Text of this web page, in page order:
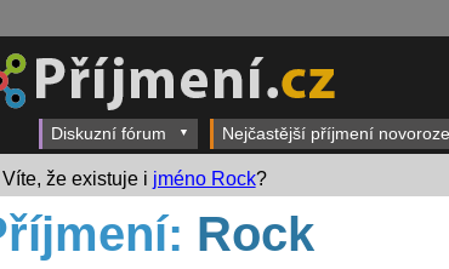
Diskuzní fórum Nejčastější příjmení
Víte, že existuje i jméno Rock?
Rock